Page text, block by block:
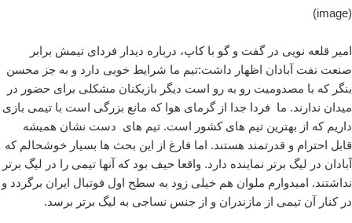
(image)
امیر قلعه نویی در گفت و گو با کاپ، درباره دیدار فردای تیمش برابر
صنعت نفت آبادان اظهار داشت:تیم ما شرایط خوبی دارد و به جز محسن
بنگر که با مصدومیت رو به رو است دیگر بازیکنان مشکلی برای حضور در
میدان ندارند. ما فردا جدا از گرمای هوا که مانع بزرگی است با تیمی بازی
داریم که از بهترین تیم های کشور است. تیم های دست نشان همیشه
قابل احترام و قدرتمند هستند. اما فارغ از این بحث ها بسیار خوشحالم که
آبادان در لیگ برتر نماینده دارد. واقعا حیف بود که آنها تیمی را در لیگ برتر
نداشتند. امیدوارم ملوان هم خیلی زود به سطح اول فوتبال ایران برگردد و
در کنار آن تیمی از مازندران و از جنس نساجی به لیگ برتر برسد.